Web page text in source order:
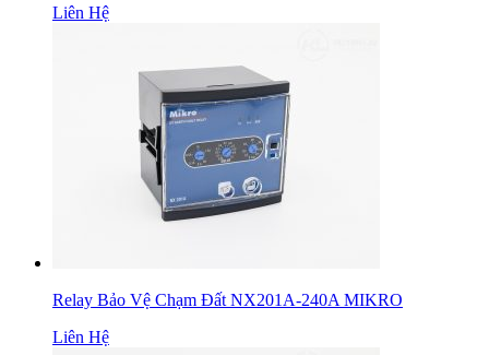
Liên Hệ
Relay Bảo Vệ Chạm Đất NX201A-240A MIKRO
Liên Hệ